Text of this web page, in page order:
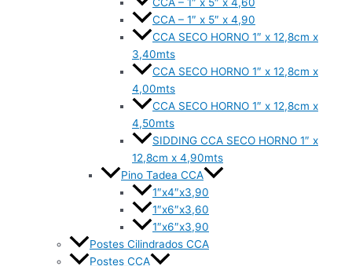
CCA – 1″ x 5″ x 4,90
CCA SECO HORNO 1″ x 12,8cm x
3,40mts
CCA SECO HORNO 1″ x 12,8cm x
4,00mts
CCA SECO HORNO 1″ x 12,8cm x
4,50mts
SIDDING CCA SECO HORNO 1″ x
12,8cm x 4,90mts
Pino Tadea CCA
1″x4″x3,90
1″x6″x3,60
1″x6″x3,90
Postes Cilindrados CCA
Postes CCA